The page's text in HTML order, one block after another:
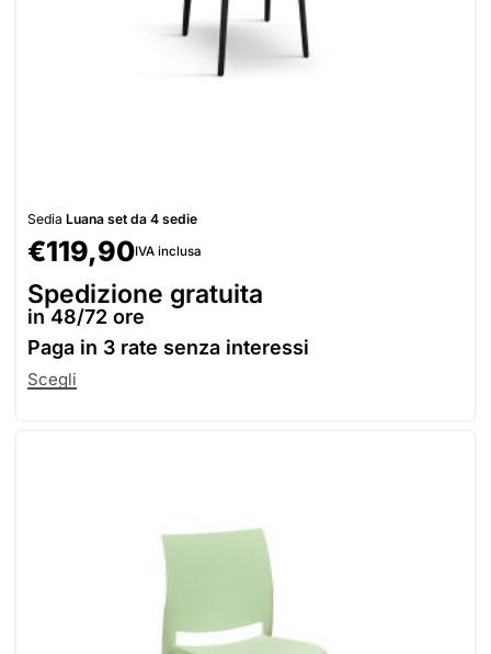
Sedia Luana set da 4 sedie
€119,90IVA inclusa
Spedizione gratuita
in 48/72 ore
Paga in 3 rate senza interessi
Scegli